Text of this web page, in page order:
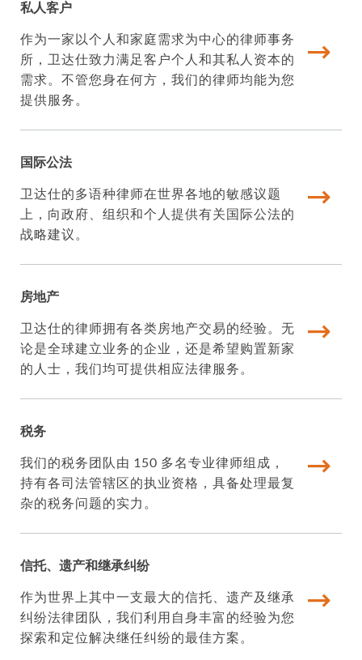
私人客户
作为一家以个人和家庭需求为中心的律师事务
所，卫达仕致力满足客户个人和其私人资本的
需求。不管您身在何方，我们的律师均能为您
提供服务。
国际公法
卫达仕的多语种律师在世界各地的敏感议题
上，向政府、组织和个人提供有关国际公法的
战略建议。
房地产
卫达仕的律师拥有各类房地产交易的经验。无
论是全球建立业务的企业，还是希望购置新家
的人士，我们均可提供相应法律服务。
税务
我们的税务团队由 150 多名专业律师组成，
持有各司法管辖区的执业资格，具备处理最复
杂的税务问题的实力。
信托、遗产和继承纠纷
作为世界上其中一支最大的信托、遗产及继承
纠纷法律团队，我们利用自身丰富的经验为您
探索和定位解决继任纠纷的最佳方案。